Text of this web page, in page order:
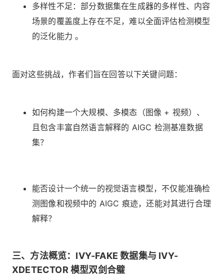
多样性不足：部分数据集在生成器的多样性、内容
场景的覆盖度上存在不足，难以全面评估检测模型
的泛化能力 。
面对这些挑战，作者们旨在回答以下关键问题：
如何构建一个大规模、多模态（图像 + 视频）、
且包含丰富自然语言解释的 AIGC 检测基准数据
集？
能否设计一个统一的视觉语言模型，不仅能准确检
测图像和视频中的 AIGC 痕迹，还能对其进行合理
解释？
三、方法概览：IVY-FAKE 数据集与 IVY-
XDETECTOR 模型双剑合璧